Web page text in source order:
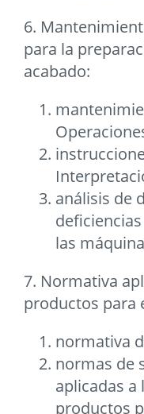
6.
para la
acabado:
análisis de
las
7. Normativa
productos para
normativa
normas de
aplicadas a
productos